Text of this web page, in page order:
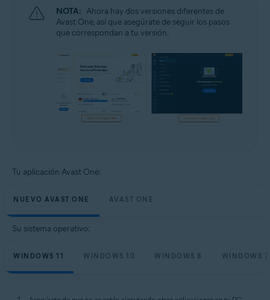
NOTA: Ahora hay dos versiones diferentes de
Avast One, así que asegúrate de seguir los pasos
que correspondan a tu versión.
Tu aplicación Avast One:
NUEVO AVAST ONE AVAST ONE
Su sistema operativo:
WINDOWS 11 WINDOWS 10 WINDOWS 8 WINDOWS 7